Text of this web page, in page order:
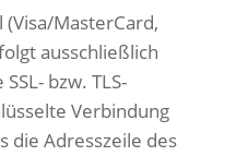
MasterCard,
ausschließlich
bzw. TLS-
Verbindung
die Adresszeile des